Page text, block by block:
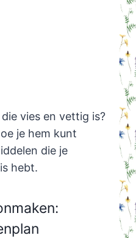
vies en vettig is?
je hem kunt
die je
hebt.